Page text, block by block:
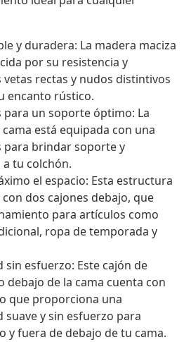
y duradera: La madera maciza
por su resistencia y
vetas rectas y nudos distintivos
encanto rústico.
para un soporte óptimo: La
está equipada con una
para brindar soporte y
tu colchón.
el espacio: Esta estructura
dos cajones debajo, que
para artículos como
ropa de temporada y
esfuerzo: Este cajón de
debajo de la cama cuenta con
que proporciona una
y sin esfuerzo para
y fuera de debajo de tu cama.